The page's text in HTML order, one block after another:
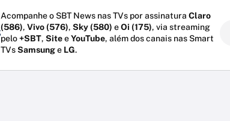
Acompanhe o SBT News nas TVs por assinatura Claro
(586), Vivo (576), Sky (580) eOi (175), via streaming
pelo+SBT, SiteeYouTube, além dos canais nas Smart
TVsSamsunge LG.